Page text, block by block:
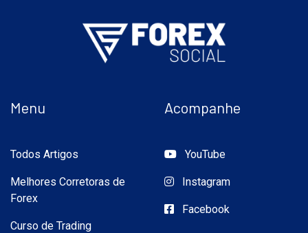
Menu
Todos Artigos
Melhores Corretoras de
Forex
Curso de Trading
Acompanhe
YouTube
Instagram
Facebook